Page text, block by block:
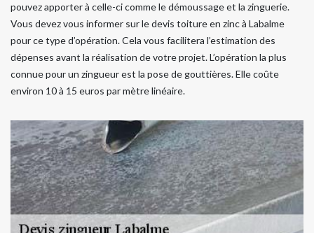
pouvez apporter à celle-ci comme le démoussage et la zinguerie.
Vous devez vous informer sur le devis toiture en zinc à Labalme
pour ce type d’opération. Cela vous facilitera l’estimation des
dépenses avant la réalisation de votre projet. L’opération la plus
connue pour un zingueur est la pose de gouttières. Elle coûte
environ 10 à 15 euros par mètre linéaire.